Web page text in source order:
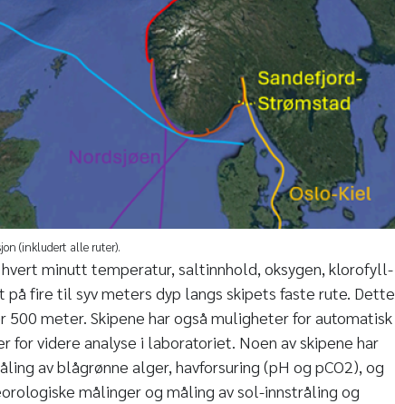
(inkludert alle ruter).
minutt temperatur, saltinnhold, oksygen, klorofyll-
fire til syv meters dyp langs skipets faste rute. Dette
500 meter. Skipene har også muligheter for automatisk
for videre analyse i laboratoriet. Noen av skipene har
av blågrønne alger, havforsuring (pH og pCO2), og
målinger og måling av sol-innstråling og